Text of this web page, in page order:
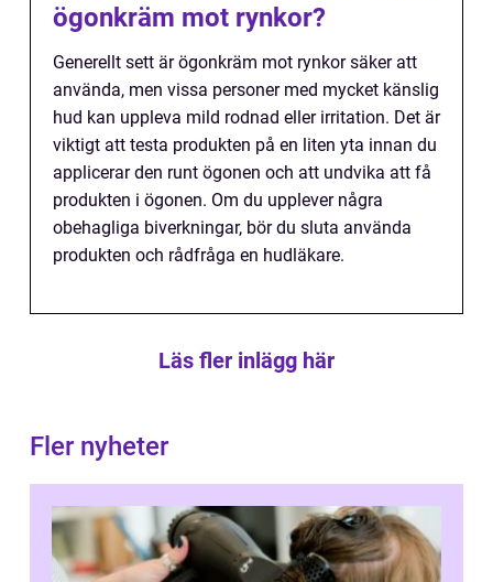
ögonkräm mot rynkor?
Generellt sett är ögonkräm mot rynkor säker att
använda, men vissa personer med mycket känslig
hud kan uppleva mild rodnad eller irritation. Det är
viktigt att testa produkten på en liten yta innan du
applicerar den runt ögonen och att undvika att få
produkten i ögonen. Om du upplever några
obehagliga biverkningar, bör du sluta använda
produkten och rådfråga en hudläkare.
Läs fler inlägg här
Fler nyheter